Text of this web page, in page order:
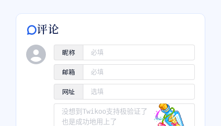
评论
昵称
邮箱
网址